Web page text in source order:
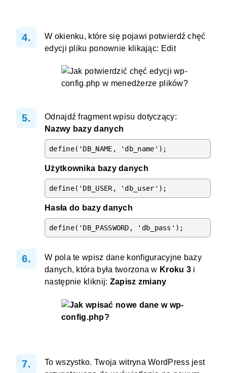
W okienku, które się pojawi potwierdź chęć
edycji pliku ponownie klikając: Edit
Odnajdź fragment wpisu dotyczący:
Nazwy bazy danych
define('DB_NAME, 'db_name');
Użytkownika bazy danych
define('DB_USER, 'db_user');
Hasła do bazy danych
define('DB_PASSWORD, 'db_pass');
W pola te wpisz dane konfiguracyjne bazy
danych, która była tworzona w Kroku 3 i
następnie kliknij: Zapisz zmiany
To wszystko. Twoja witryna WordPress jest